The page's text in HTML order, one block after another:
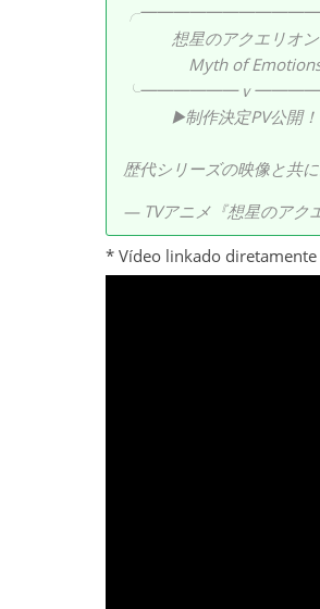
想星のアクエリオン
Myth of
╰━━━━━━ｖ
▶️制作決定PV公開！
歴代シリーズの映像と共
— TVアニメ『想星のアク
* Vídeo linkado